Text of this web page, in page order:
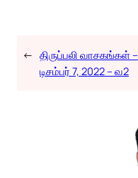
← திருப்பலி வாசகங்கள் –
டிசம்பர் 7, 2022 – வ2